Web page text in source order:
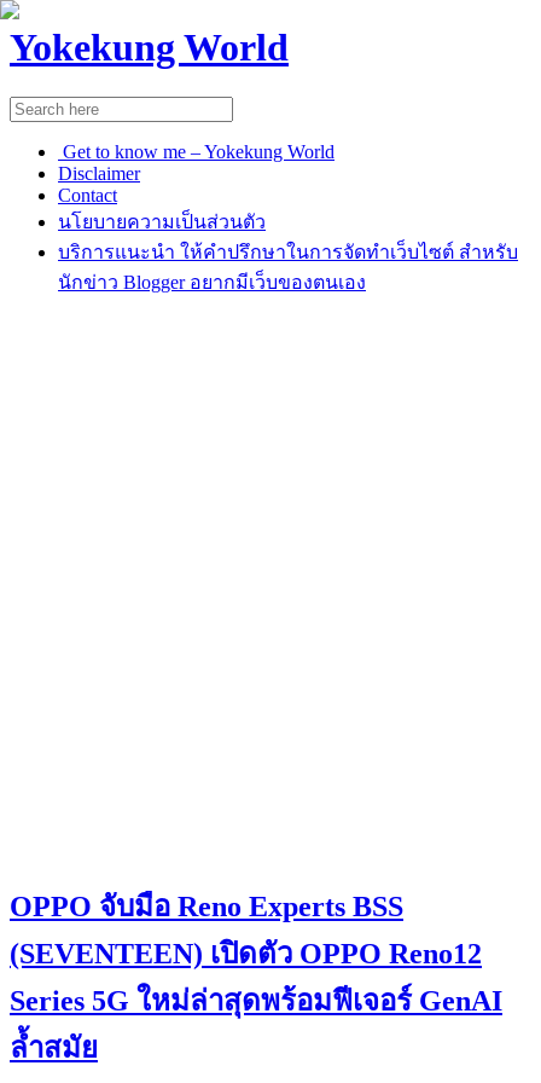
Yokekung World
Get to know me – Yokekung World
Disclaimer
Contact
นโยบายความเป็นส่วนตัว
บริการแนะนำ ให้คำปรึกษาในการจัดทำเว็บไซต์ สำหรับ
นักข่าว Blogger อยากมีเว็บของตนเอง
OPPO จับมือ Reno Experts BSS
(SEVENTEEN) เปิดตัว OPPO Reno12
Series 5G ใหม่ล่าสุดพร้อมฟีเจอร์ GenAI
ล้ำสมัย